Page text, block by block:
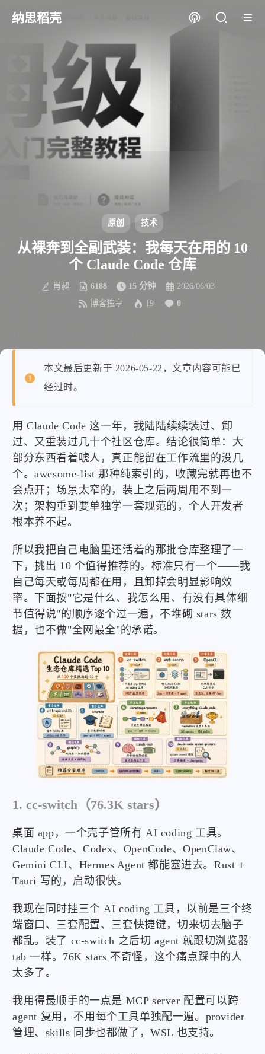
纳思稻壳
原创 技术
从裸奔到全副武装：我每天在用的 10
个 Claude Code 仓库
肖昶 6188 15 分钟
2026/06/03
博客独享
19 0
本文最后更新于 2026-05-22，文章内容可能已
经过时。
用 Claude Code 这一年，我陆陆续续装过、卸
过、又重装过几十个社区仓库。结论很简单：大
部分东西看着唬人，真正能留在工作流里的没几
个。awesome-list 那种纯索引的，收藏完就再也不
会点开；场景太窄的，装上之后两周用不到一
次；架构重到要单独学一套规范的，个人开发者
根本养不起。
所以我把自己电脑里还活着的那批仓库整理了一
下，挑出 10 个值得推荐的。标准只有一个——我
自己每天或每周都在用，且卸掉会明显影响效
率。下面按"它是什么、我怎么用、有没有具体细
节值得说"的顺序逐个过一遍，不堆砌 stars 数
据，也不做"全网最全"的承诺。
1. cc-switch（76.3K stars）
桌面 app，一个壳子管所有 AI coding 工具。
Claude Code、Codex、OpenCode、OpenClaw、
Gemini CLI、Hermes Agent 都能塞进去。Rust +
Tauri 写的，启动很快。
我现在同时挂三个 AI coding 工具，以前是三个终
端窗口、三套配置、三套快捷键，切来切去脑子
都乱。装了 cc-switch 之后切 agent 就跟切浏览器
tab 一样。76K stars 不奇怪，这个痛点踩中的人
太多了。
我用得最顺手的一点是 MCP server 配置可以跨
agent 复用，不用每个工具单独配一遍。provider
管理、skills 同步也都做了，WSL 也支持。